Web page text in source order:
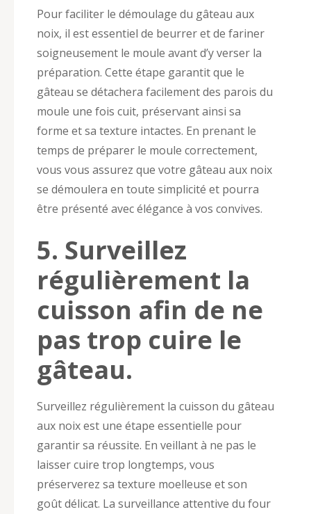
Pour faciliter le démoulage du gâteau aux
noix, il est essentiel de beurrer et de fariner
soigneusement le moule avant d’y verser la
préparation. Cette étape garantit que le
gâteau se détachera facilement des parois du
moule une fois cuit, préservant ainsi sa
forme et sa texture intactes. En prenant le
temps de préparer le moule correctement,
vous vous assurez que votre gâteau aux noix
se démoulera en toute simplicité et pourra
être présenté avec élégance à vos convives.
5. Surveillez
régulièrement la
cuisson afin de ne
pas trop cuire le
gâteau.
Surveillez régulièrement la cuisson du gâteau
aux noix est une étape essentielle pour
garantir sa réussite. En veillant à ne pas le
laisser cuire trop longtemps, vous
préserverez sa texture moelleuse et son
goût délicat. La surveillance attentive du four